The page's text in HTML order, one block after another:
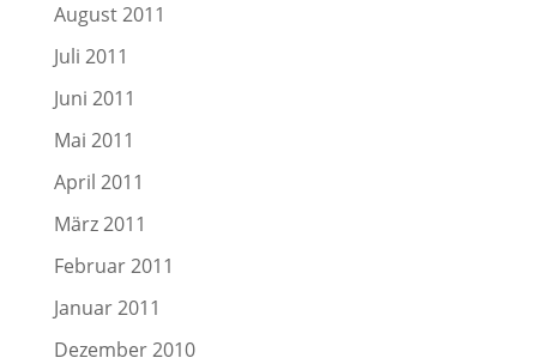
August 2011
Juli 2011
Juni 2011
Mai 2011
April 2011
März 2011
Februar 2011
Januar 2011
Dezember 2010